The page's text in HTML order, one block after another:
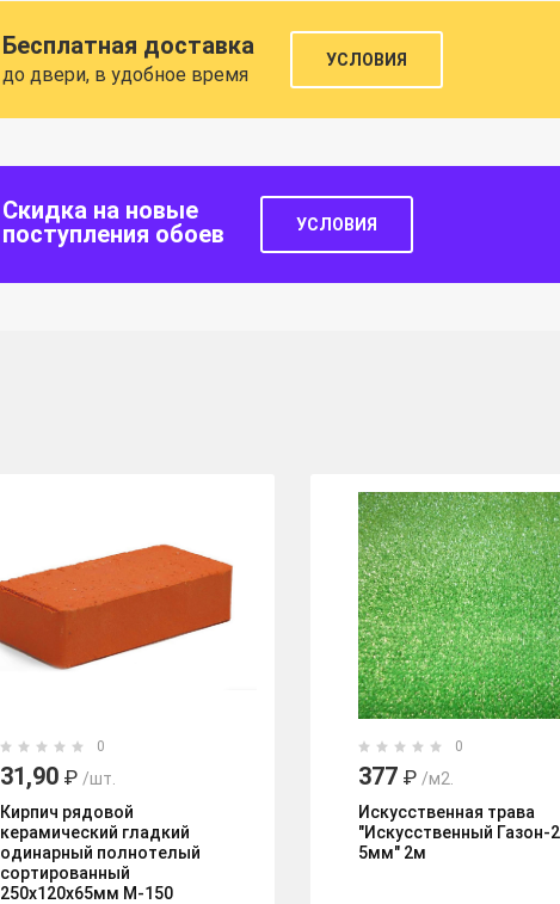
Бесплатная доставка
до двери, в удобное время
УСЛОВИЯ
Скидка на новые
поступления обоев
УСЛОВИЯ
0
31,90 ₽ /шт.
Кирпич рядовой
керамический гладкий
одинарный полнотелый
сортированный
250х120х65мм М-150
0
377 ₽ /м2.
Искусственная трава
"Искусственный Газон-
5мм" 2м